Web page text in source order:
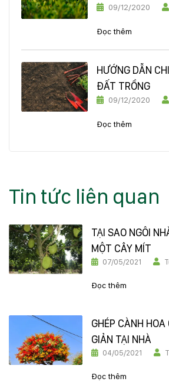
09/12/2020
Đọc thêm
HƯỚNG DẪN
ĐẤT TRỒNG
09/12/2020
Đọc thêm
Tin tức liên quan
TẠI SAO NGÔI
MỘT CÂY MÍT
07/05/2021
Đọc thêm
GHÉP CÀNH
GIẢN TẠI NHÀ
04/05/2021
Đọc thêm